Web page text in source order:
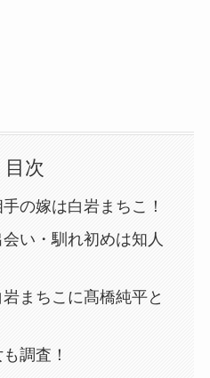
目次
の嫁は白岩まちこ！
い・馴れ初めは知人
まちこに髙橋純平と
調査！